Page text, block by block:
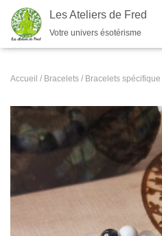
Les Ateliers de Fred
Votre univers ésotérisme
Accueil / Bracelets / Bracelets spécifique